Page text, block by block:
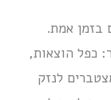
בזמן אמת.
כפל הוצאות,
לנזק